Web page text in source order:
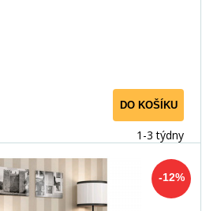
DO KOŠÍKU
1-3 týdny
-12%